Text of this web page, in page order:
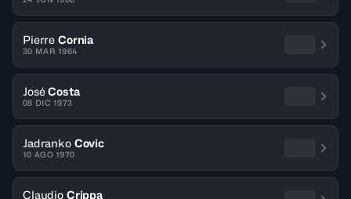
Pierre Cornia
30 MAR 1964
José Costa
08 DIC 1973
Jadranko Covic
10 AGO 1970
Claudio Crippa